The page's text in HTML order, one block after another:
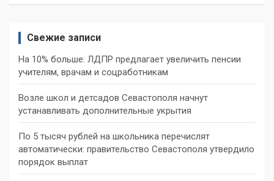
Свежие записи
На 10% больше: ЛДПР предлагает увеличить пенсии
учителям, врачам и соцработникам
Возле школ и детсадов Севастополя начнут
устанавливать дополнительные укрытия
По 5 тысяч рублей на школьника перечислят
автоматически: правительство Севастополя утвердило
порядок выплат